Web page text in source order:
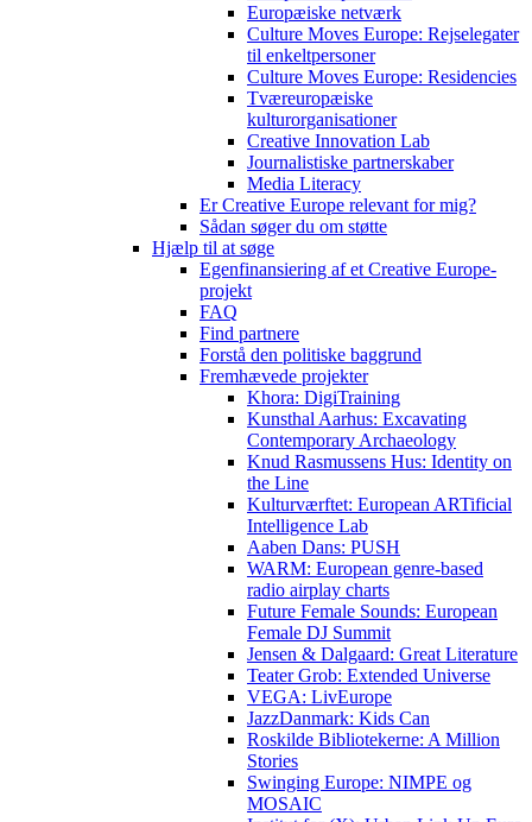
Europæiske netværk
Culture Moves Europe: Rejselegater
til enkeltpersoner
Culture Moves Europe: Residencies
Tværeuropæiske
kulturorganisationer
Creative Innovation Lab
Journalistiske partnerskaber
Media Literacy
Er Creative Europe relevant for mig?
Sådan søger du om støtte
Hjælp til at søge
Egenfinansiering af et Creative Europe-
projekt
FAQ
Find partnere
Forstå den politiske baggrund
Fremhævede projekter
Khora: DigiTraining
Kunsthal Aarhus: Excavating
Contemporary Archaeology
Knud Rasmussens Hus: Identity on
the Line
Kulturværftet: European ARTificial
Intelligence Lab
Aaben Dans: PUSH
WARM: European genre-based
radio airplay charts
Future Female Sounds: European
Female DJ Summit
Jensen & Dalgaard: Great Literature
Teater Grob: Extended Universe
VEGA: LivEurope
JazzDanmark: Kids Can
Roskilde Bibliotekerne: A Million
Stories
Swinging Europe: NIMPE og
MOSAIC